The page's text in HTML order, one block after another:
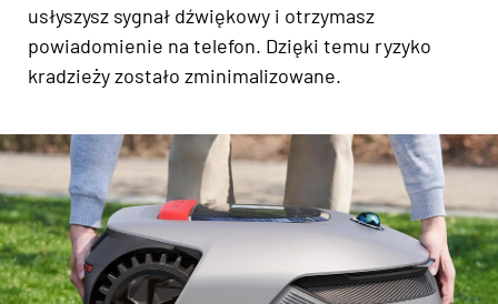
usłyszysz sygnał dźwiękowy i otrzymasz
powiadomienie na telefon. Dzięki temu ryzyko
kradzieży zostało zminimalizowane.